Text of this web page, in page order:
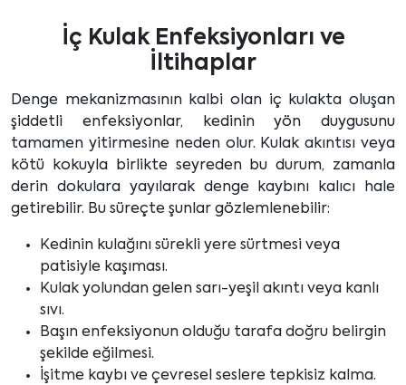
İç Kulak Enfeksiyonları ve
İltihaplar
Denge mekanizmasının kalbi olan iç kulakta oluşan
şiddetli enfeksiyonlar, kedinin yön duygusunu
tamamen yitirmesine neden olur. Kulak akıntısı veya
kötü kokuyla birlikte seyreden bu durum, zamanla
derin dokulara yayılarak denge kaybını kalıcı hale
getirebilir. Bu süreçte şunlar gözlemlenebilir:
Kedinin kulağını sürekli yere sürtmesi veya
patisiyle kaşıması.
Kulak yolundan gelen sarı-yeşil akıntı veya kanlı
sıvı.
Başın enfeksiyonun olduğu tarafa doğru belirgin
şekilde eğilmesi.
İşitme kaybı ve çevresel seslere tepkisiz kalma.